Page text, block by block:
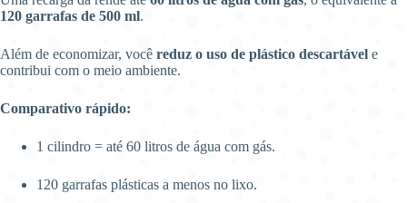
120 garrafas de 500 ml.
Além de economizar, você reduz o uso de plástico descartável e
contribui com o meio ambiente.
Comparativo rápido:
1 cilindro = até 60 litros de água com gás.
120 garrafas plásticas a menos no lixo.